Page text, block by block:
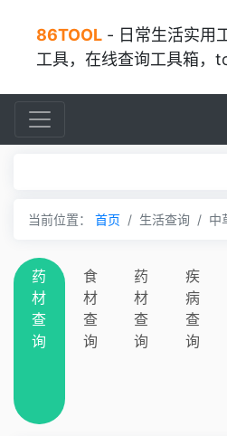
86TOOL - 日常生活实用
工具，在线查询工具箱
当前位置： 首页 生活查询 中
药
材
查
询
食
材
查
询
药
材
查
询
疾
病
查
询